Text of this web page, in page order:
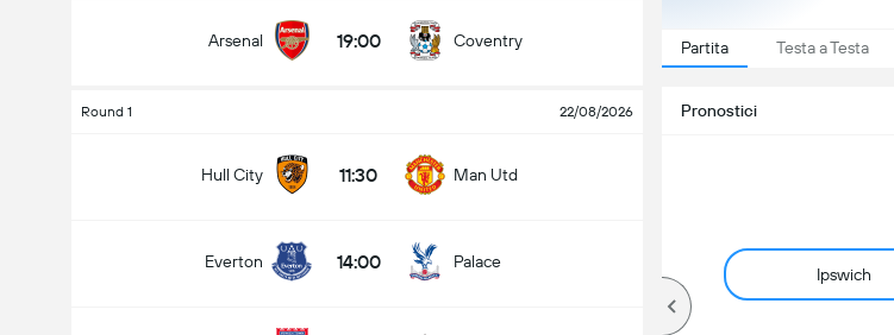
Arsenal 19:00 Coventry
Round 1 22/08/2026
Hull City 11:30 Man Utd
Everton 14:00 Palace
Partita Testa a Testa
Pronostici
Ipswich
Numero totale di goal nella partita (2.5)
Più di